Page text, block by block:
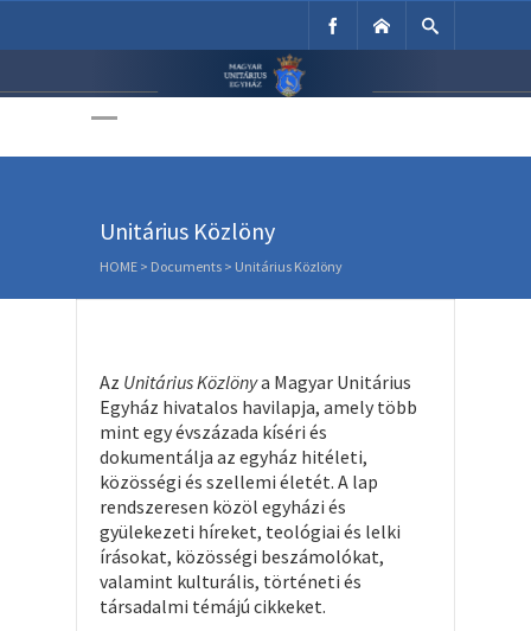
Unitárius Egyház
Unitárius Közlöny
HOME > Documents > Unitárius Közlöny
Az Unitárius Közlönya Magyar Unitárius
Egyház hivatalos havilapja, amely több
mint egy évszázada kíséri és
dokumentálja az egyház hitéleti,
közösségi és szellemi életét. A lap
rendszeresen közöl egyházi és
gyülekezeti híreket, teológiai és lelki
írásokat, közösségi beszámolókat,
valamint kulturális, történeti és
társadalmi témájú cikkeket.